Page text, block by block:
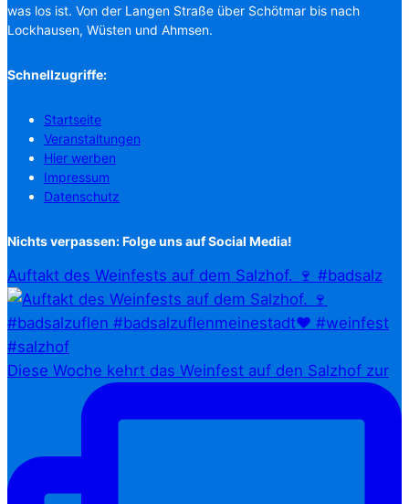
was los ist. Von der Langen Straße über Schötmar bis nach
Lockhausen, Wüsten und Ahmsen.
Schnellzugriffe:
Startseite
Veranstaltungen
Hier werben
Impressum
Datenschutz
Nichts verpassen: Folge uns auf Social Media!
Auftakt des Weinfests auf dem Salzhof. 🍷 #badsalz
Diese Woche kehrt das Weinfest auf den Salzhof zur